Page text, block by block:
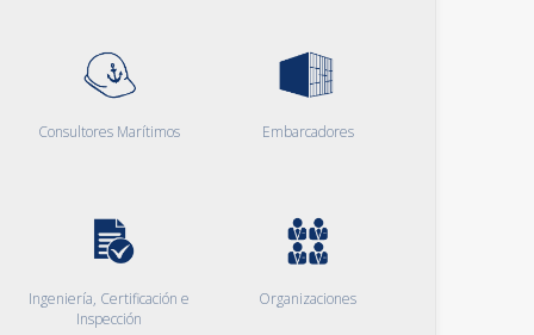
Consultores Marítimos Embarcadores
Ingeniería, Certificación e
Inspección
Organizaciones